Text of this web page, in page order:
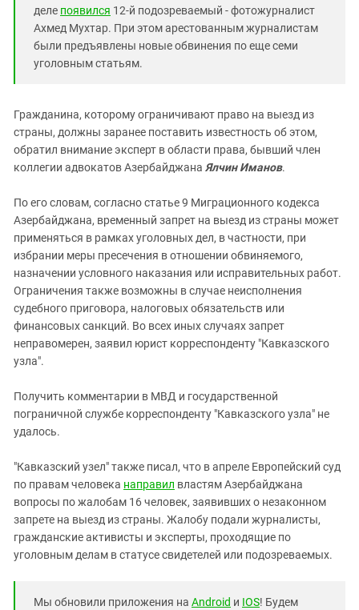
деле появился 12-й подозреваемый - фотожурналист
Ахмед Мухтар. При этом арестованным журналистам
были предъявлены новые обвинения по еще семи
уголовным статьям.
Гражданина, которому ограничивают право на выезд из
страны, должны заранее поставить известность об этом,
обратил внимание эксперт в области права, бывший член
коллегии адвокатов Азербайджана Ялчин Иманов.
По его словам, согласно статье 9 Миграционного кодекса
Азербайджана, временный запрет на выезд из страны может
применяться в рамках уголовных дел, в частности, при
избрании меры пресечения в отношении обвиняемого,
назначении условного наказания или исправительных работ.
Ограничения также возможны в случае неисполнения
судебного приговора, налоговых обязательств или
финансовых санкций. Во всех иных случаях запрет
неправомерен, заявил юрист корреспонденту "Кавказского
узла".
Получить комментарии в МВД и государственной
пограничной службе корреспонденту "Кавказского узла" не
удалось.
"Кавказский узел" также писал, что в апреле Европейский суд
по правам человека направил властям Азербайджана
вопросы по жалобам 16 человек, заявивших о незаконном
запрете на выезд из страны. Жалобу подали журналисты,
гражданские активисты и эксперты, проходящие по
уголовным делам в статусе свидетелей или подозреваемых.
Мы обновили приложения на Android и IOS! Будем